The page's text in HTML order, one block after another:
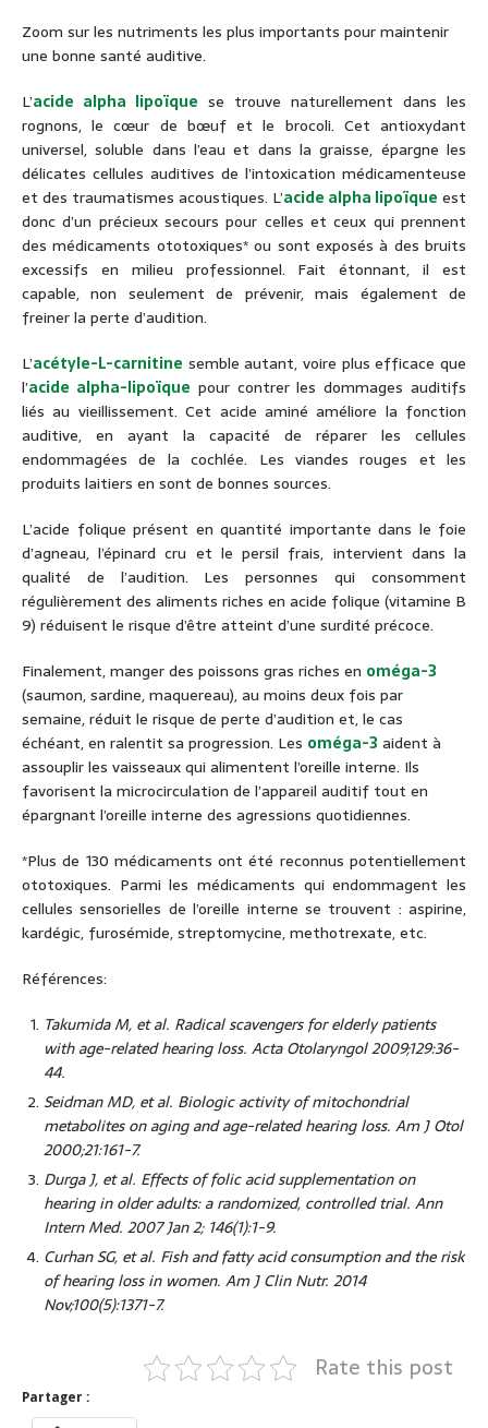
Zoom sur les nutriments les plus importants pour maintenir
une bonne santé auditive.
L’acide alpha lipoïque se trouve naturellement dans les
rognons, le cœur de bœuf et le brocoli. Cet antioxydant
universel, soluble dans l’eau et dans la graisse, épargne les
délicates cellules auditives de l’intoxication médicamenteuse
et des traumatismes acoustiques. L’acide alpha lipoïque est
donc d’un précieux secours pour celles et ceux qui prennent
des médicaments ototoxiques* ou sont exposés à des bruits
excessifs en milieu professionnel. Fait étonnant, il est
capable, non seulement de prévenir, mais également de
freiner la perte d’audition.
L’acétyle-L-carnitine semble autant, voire plus efficace que
l’acide alpha-lipoïque pour contrer les dommages auditifs
liés au vieillissement. Cet acide aminé améliore la fonction
auditive, en ayant la capacité de réparer les cellules
endommagées de la cochlée. Les viandes rouges et les
produits laitiers en sont de bonnes sources.
L’acide folique présent en quantité importante dans le foie
d’agneau, l’épinard cru et le persil frais, intervient dans la
qualité de l’audition. Les personnes qui consomment
régulièrement des aliments riches en acide folique (vitamine B
9) réduisent le risque d’être atteint d’une surdité précoce.
Finalement, manger des poissons gras riches en oméga-3
(saumon, sardine, maquereau), au moins deux fois par
semaine, réduit le risque de perte d’audition et, le cas
échéant, en ralentit sa progression. Les oméga-3 aident à
assouplir les vaisseaux qui alimentent l’oreille interne. Ils
favorisent la microcirculation de l’appareil auditif tout en
épargnant l’oreille interne des agressions quotidiennes.
*Plus de 130 médicaments ont été reconnus potentiellement
ototoxiques. Parmi les médicaments qui endommagent les
cellules sensorielles de l’oreille interne se trouvent : aspirine,
kardégic, furosémide, streptomycine, methotrexate, etc.
Références:
Takumida M, et al. Radical scavengers for elderly patients
with age-related hearing loss. Acta Otolaryngol 2009;129:36-
44.
Seidman MD, et al. Biologic activity of mitochondrial
metabolites on aging and age-related hearing loss. Am J Otol
2000;21:161-7.
Durga J, et al. Effects of folic acid supplementation on
hearing in older adults: a randomized, controlled trial. Ann
Intern Med. 2007 Jan 2; 146(1):1-9.
Curhan SG, et al. Fish and fatty acid consumption and the risk
of hearing loss in women. Am J Clin Nutr. 2014
Nov;100(5):1371-7.
Rate this post
Partager :